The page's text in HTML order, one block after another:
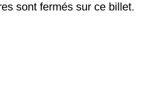
sont fermés sur ce billet.